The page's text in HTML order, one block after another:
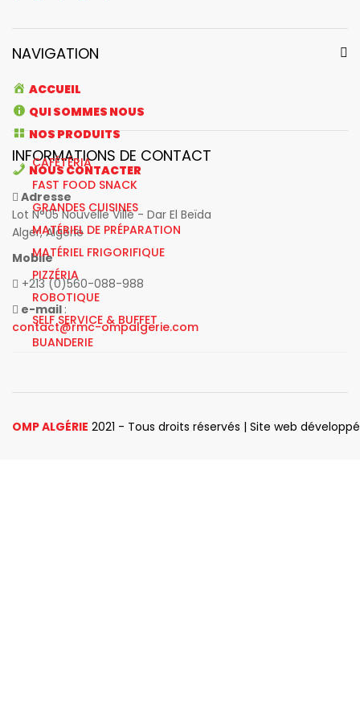
NAVIGATION
ACCUEIL
QUI SOMMES NOUS
NOS PRODUITS
CAFÉTÉRIA
FAST FOOD SNACK
GRANDES CUISINES
MATÉRIEL DE PRÉPARATION
MATÉRIEL FRIGORIFIQUE
PIZZÉRIA
ROBOTIQUE
SELF SERVICE & BUFFET
BUANDERIE
NOUS CONTACTER
INFORMATIONS DE CONTACT
Adresse
Lot N°05 Nouvelle Ville - Dar El Beïda
Alger, Algérie
Mobile
+213 (0)560-088-988
e-mail :
contact@rmc-ompalgerie.com
OMP ALGÉRIE 2021 - Tous droits réservés | Site web